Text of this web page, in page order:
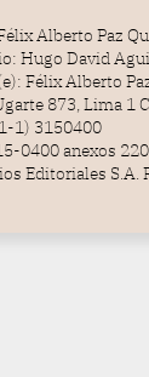
Alberto Paz
Hugo David
Félix Alberto
873, Lima 1
1) 3150400
0400 anexos
Editoriales S.A.